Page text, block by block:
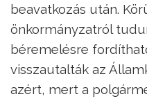
beavatkozás után.
önkormányzatról
béremelésre
visszautalták az
azért, mert a